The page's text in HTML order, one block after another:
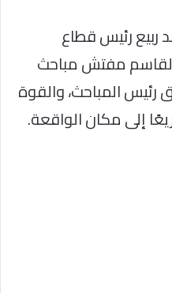
ربيع رئيس قطاع
مفتش مباحث
رئيس المباحث، والقوة
إلى مكان الواقعة.